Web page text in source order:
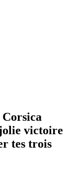
victoire
tes trois